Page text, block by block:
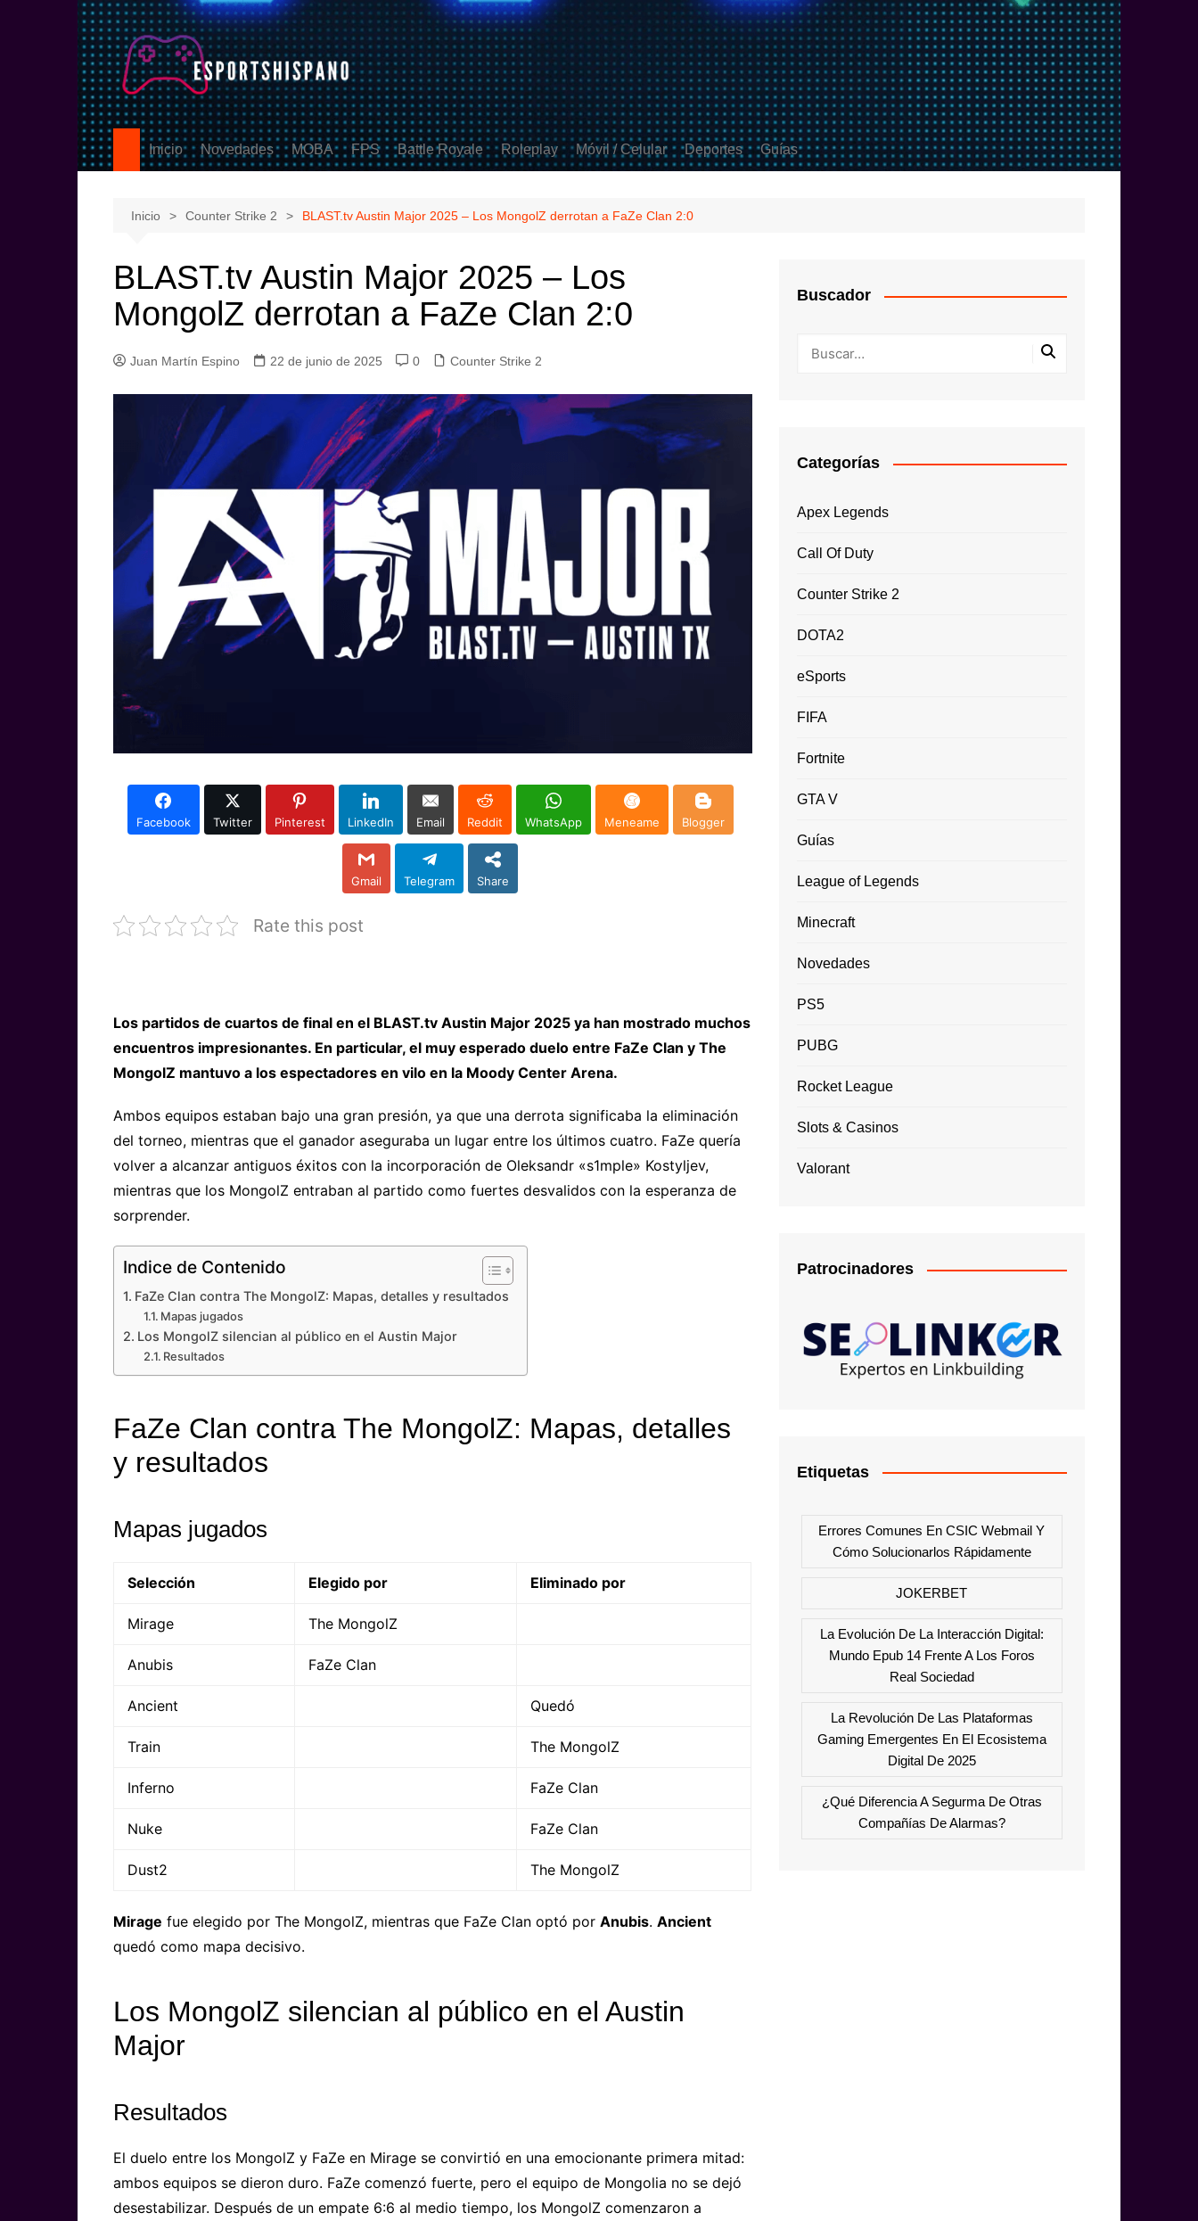
Inicio Novedades
eSports
MOBA
DOTA2
FPS
Valorant
Battle Royale
Fortnite
Roleplay
Minecraft
Móvil / Celular
Clash Royale
Brawl Stars
Coin Master
Deportes
Rocket League
Guías
Inicio Counter Strike 2 BLAST.tv Austin Major 2025 – Los MongolZ derrotan a FaZe Clan 2:0
BLAST.tv Austin Major 2025 – Los
MongolZ derrotan a FaZe Clan 2:0
Juan Martín Espino 22 de junio de 2025 0 Counter Strike 2
Facebook Twitter Pinterest LinkedIn Email Reddit WhatsApp Meneame Blogger
Gmail Telegram Share
Rate this post
Los partidos de cuartos de final en el BLAST.tv Austin Major 2025 ya han mostrado muchos
encuentros impresionantes. En particular, el muy esperado duelo entre FaZe Clan y The
MongolZ mantuvo a los espectadores en vilo en la Moody Center Arena.
Ambos equipos estaban bajo una gran presión, ya que una derrota significaba la eliminación
del torneo, mientras que el ganador aseguraba un lugar entre los últimos cuatro. FaZe quería
volver a alcanzar antiguos éxitos con la incorporación de Oleksandr «s1mple» Kostyljev,
mientras que los MongolZ entraban al partido como fuertes desvalidos con la esperanza de
sorprender.
Indice de Contenido
FaZe Clan contra The MongolZ: Mapas, detalles y resultados
Mapas jugados
Los MongolZ silencian al público en el Austin Major
Resultados
FaZe Clan contra The MongolZ: Mapas, detalles
y resultados
Mapas jugados
Selección Elegido por Eliminado por
Mirage The MongolZ
Anubis FaZe Clan
Ancient Quedó
Train The MongolZ
Inferno FaZe Clan
Nuke FaZe Clan
Dust2 The MongolZ
Mirage fue elegido por The MongolZ, mientras que FaZe Clan optó por Anubis. Ancient
quedó como mapa decisivo.
Los MongolZ silencian al público en el Austin
Major
Resultados
El duelo entre los MongolZ y FaZe en Mirage se convirtió en una emocionante primera mitad:
ambos equipos se dieron duro. FaZe comenzó fuerte, pero el equipo de Mongolia no se dejó
desestabilizar. Después de un empate 6:6 al medio tiempo, los MongolZ comenzaron a
Buscador
Categorías
Apex Legends
Call Of Duty
Counter Strike 2
DOTA2
eSports
FIFA
Fortnite
GTA V
Guías
League of Legends
Minecraft
Novedades
PS5
PUBG
Rocket League
Slots & Casinos
Valorant
Patrocinadores
Etiquetas
Errores Comunes En CSIC Webmail Y
Cómo Solucionarlos Rápidamente
JOKERBET
La Evolución De La Interacción Digital:
Mundo Epub 14 Frente A Los Foros
Real Sociedad
La Revolución De Las Plataformas
Gaming Emergentes En El Ecosistema
Digital De 2025
¿Qué Diferencia A Segurma De Otras
Compañías De Alarmas?